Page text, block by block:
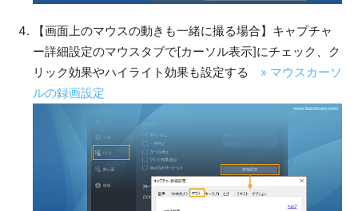
【画面上のマウスの動きも一緒に撮る場合】キャプチャ
ー詳細設定のマウスタブで[カーソル表示]にチェック、ク
リック効果やハイライト効果も設定する » マウスカーソ
ルの録画設定